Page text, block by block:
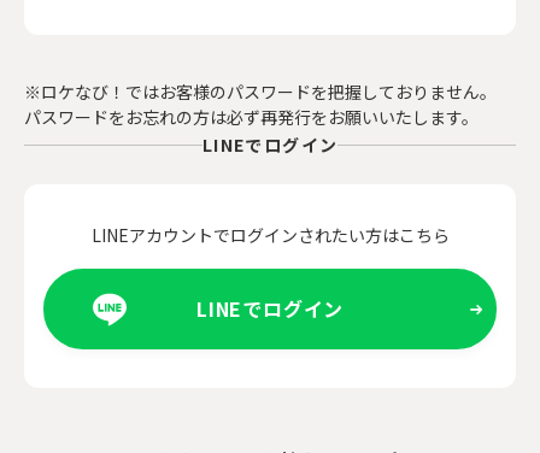
※ロケなび！ではお客様のパスワードを把握しておりません。
パスワードをお忘れの方は必ず再発行をお願いいたします。
LINEでログイン
LINEアカウントでログインされたい方はこちら
LINEでログイン